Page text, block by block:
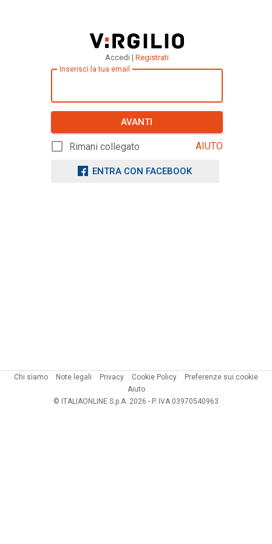
Accedi | Registrati
Inserisci la tua email
AVANTI
Rimani collegato AIUTO
ENTRA CON FACEBOOK
Chi siamo Note legali Privacy Cookie Policy
Preferenze sui cookie
Aiuto
© ITALIAONLINE S.p.A. 2026 - P. IVA 03970540963